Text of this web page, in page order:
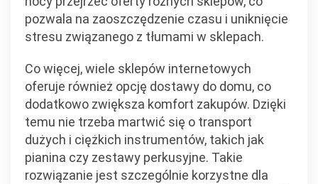
pozwala na zaoszczędzenie czasu i uniknięcie
stresu związanego z tłumami w sklepach.
Co więcej, wiele sklepów internetowych
oferuje również opcję dostawy do domu, co
dodatkowo zwiększa komfort zakupów. Dzięki
temu nie trzeba martwić się o transport
dużych i ciężkich instrumentów, takich jak
pianina czy zestawy perkusyjne. Takie
rozwiązanie jest szczególnie korzystne dla